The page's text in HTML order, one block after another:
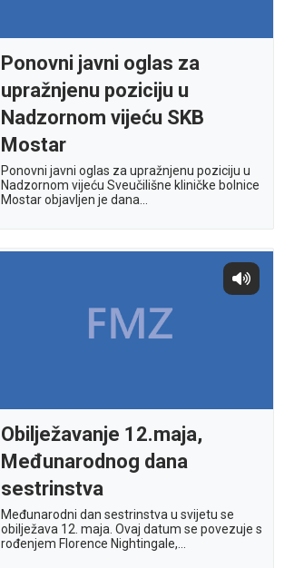
Ponovni javni oglas za
upražnjenu poziciju u
Nadzornom vijeću SKB
Mostar
Ponovni javni oglas za upražnjenu poziciju u
Nadzornom vijeću Sveučilišne kliničke bolnice
Mostar objavljen je dana...
Obilježavanje 12.maja,
Međunarodnog dana
sestrinstva
Međunarodni dan sestrinstva u svijetu se
obilježava 12. maja. Ovaj datum se povezuje s
rođenjem Florence Nightingale,...